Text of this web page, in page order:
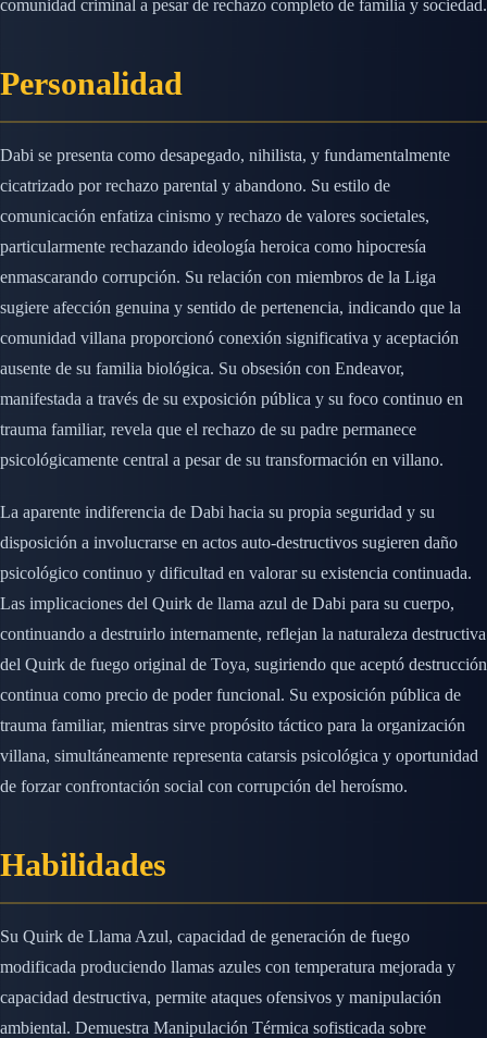
comunidad criminal a pesar de rechazo completo de familia y sociedad.
Personalidad
Dabi se presenta como desapegado, nihilista, y fundamentalmente
cicatrizado por rechazo parental y abandono. Su estilo de
comunicación enfatiza cinismo y rechazo de valores societales,
particularmente rechazando ideología heroica como hipocresía
enmascarando corrupción. Su relación con miembros de la Liga
sugiere afección genuina y sentido de pertenencia, indicando que la
comunidad villana proporcionó conexión significativa y aceptación
ausente de su familia biológica. Su obsesión con Endeavor,
manifestada a través de su exposición pública y su foco continuo en
trauma familiar, revela que el rechazo de su padre permanece
psicológicamente central a pesar de su transformación en villano.
La aparente indiferencia de Dabi hacia su propia seguridad y su
disposición a involucrarse en actos auto-destructivos sugieren daño
psicológico continuo y dificultad en valorar su existencia continuada.
Las implicaciones del Quirk de llama azul de Dabi para su cuerpo,
continuando a destruirlo internamente, reflejan la naturaleza destructiva
del Quirk de fuego original de Toya, sugiriendo que aceptó destrucción
continua como precio de poder funcional. Su exposición pública de
trauma familiar, mientras sirve propósito táctico para la organización
villana, simultáneamente representa catarsis psicológica y oportunidad
de forzar confrontación social con corrupción del heroísmo.
Habilidades
Su Quirk de Llama Azul, capacidad de generación de fuego
modificada produciendo llamas azules con temperatura mejorada y
capacidad destructiva, permite ataques ofensivos y manipulación
ambiental. Demuestra Manipulación Térmica sofisticada sobre